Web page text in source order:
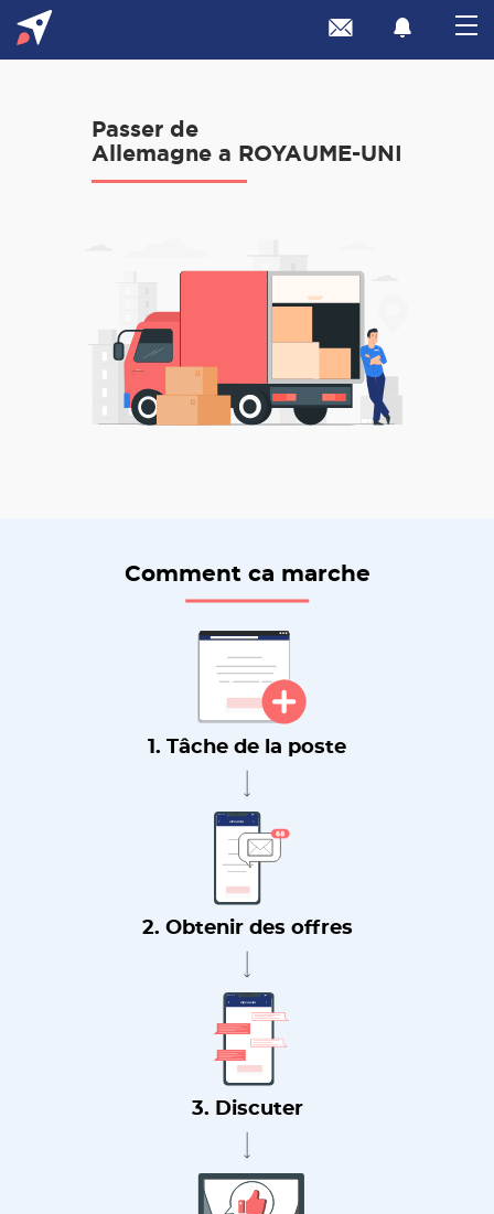
Passer de
Allemagne a ROYAUME-UNI
Comment ca marche
1. Tâche de la poste
2. Obtenir des offres
3. Discuter